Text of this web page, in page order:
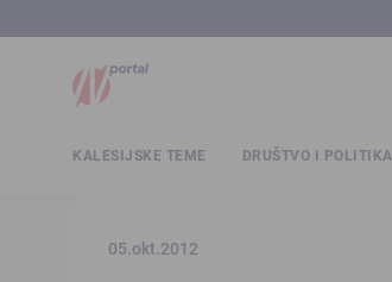
KALESIJSKE TEME DRUŠTVO I POLITIKA
05.okt.2012